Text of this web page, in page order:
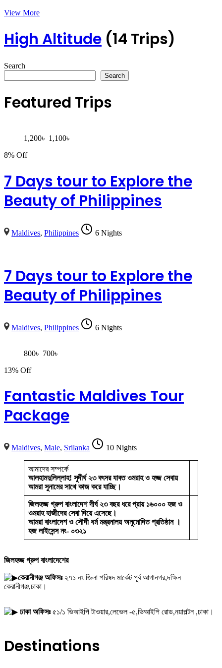
View More
High Altitude (14 Trips)
Search
Search
Featured Trips
1,200৳ 1,100৳
8% Off
7 Days tour to Explore the
Beauty of Philippines
Maldives,Philippines 6 Nights
7 Days tour to Explore the
Beauty of Philippines
Maldives,Philippines 6 Nights
800৳ 700৳
13% Off
Fantastic Maldives Tour
Package
Maldives,Male, Srilanka 10 Nights
আমাদের সম্পর্কে
আলহামদুলিল্লাহ! সুদীর্ঘ ২৩ বৎসর যাবত ওমরাহ ও হজ্জ সেবায়
আমরা সুনামের সাথে কাজ করে যাচ্ছি।
জিলহজ্জ গ্রুপ বাংলাদেশ দীর্ঘ ২৩ বছর ধরে প্রায় ১৬০০০ হজ ও
ওমরাহ হাজীদের সেবা দিয়ে এসেছে।
আমরা বাংলাদেশ ও সৌদী ধর্ম মন্ত্রনালয় অনুমোদিত প্রতিষ্ঠান ।
হজ লাইসেন্স নং- ০৩২১
জিলহজ্জ গ্রুপ বাংলাদেশের
কেরানীগঞ্জ অফিসঃ২৭১ নং জিলা পরিষদ মার্কেট পূর্ব আগানগর,দক্ষিন
কেরানীগঞ্জ,ঢাকা।
ঢাকা অফিসঃ৫১/১ ভিআইপি টাওয়ার,লেভেল -৫,ভিআইপি রোড,নয়াপল্টন ,ঢাকা।
Destinations